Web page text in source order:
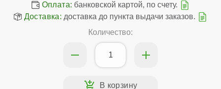
Оплата: банковской картой, по счету.
Доставка: доставка до пункта выдачи заказов.
Количество: